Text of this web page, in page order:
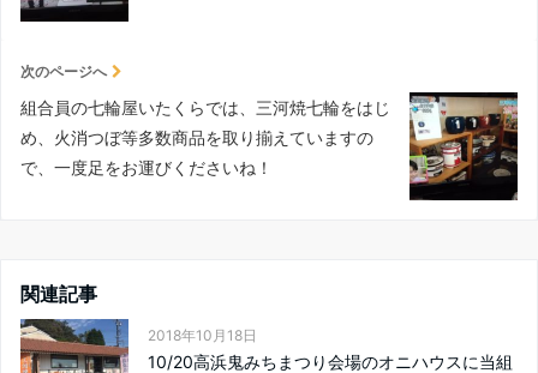
次のページへ
組合員の七輪屋いたくらでは、三河焼七輪をはじ
め、火消つぼ等多数商品を取り揃えていますの
で、一度足をお運びくださいね！
関連記事
2018年10月18日
10/20高浜鬼みちまつり会場のオニハウスに当組